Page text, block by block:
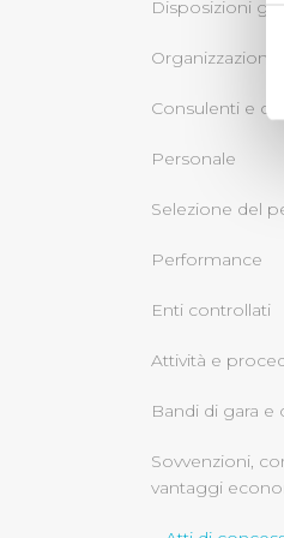
Disposizioni
Organizzazione
Consulenti e
Personale
Selezione del
Performance
Enti controllati
Attività e
Bandi di gara e
Sovvenzioni,
vantaggi